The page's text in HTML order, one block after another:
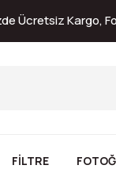
Ücretsiz Kargo,
FİLTRE